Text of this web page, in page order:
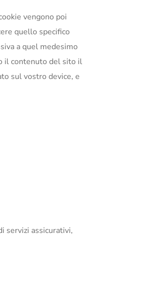
vengono poi
quello specifico
a quel medesimo
il contenuto del sito il
sul vostro device, e
servizi assicurativi,